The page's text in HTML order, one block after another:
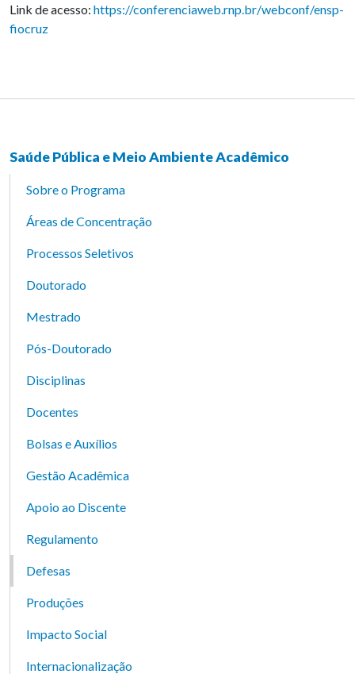
Link de acesso: https://conferenciaweb.rnp.br/webconf/ensp-
fiocruz
Saúde Pública e Meio Ambiente Acadêmico
Sobre o Programa
Áreas de Concentração
Processos Seletivos
Doutorado
Mestrado
Pós-Doutorado
Disciplinas
Docentes
Bolsas e Auxílios
Gestão Acadêmica
Apoio ao Discente
Regulamento
Defesas
Produções
Impacto Social
Internacionalização